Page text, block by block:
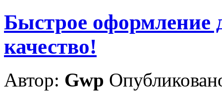
Быстрое оформление
качество!
Автор: Gwp